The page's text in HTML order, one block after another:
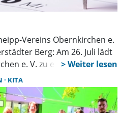
Vereins Obernkirchen e.
Berg: Am 26. Juli lädt
e. V. zu einer
KITA